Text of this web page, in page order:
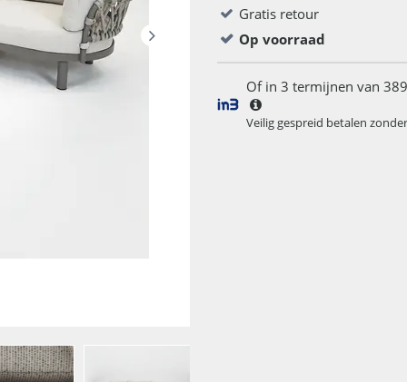
Gratis retour
Op voorraad
Of in 3 termijnen van
Veilig gespreid betalen